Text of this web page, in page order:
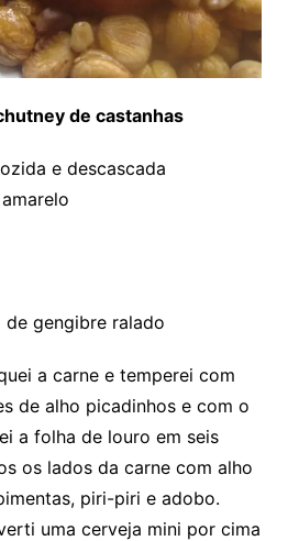
de castanhas
e descascada
gengibre ralado
a carne e temperei com
de alho picadinhos e com o
a folha de louro em seis
os lados da carne com alho
piri-piri e adobo.
uma cerveja mini por cima